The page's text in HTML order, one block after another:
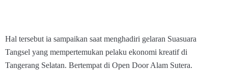
Hal tersebut ia sampaikan saat menghadiri gelaran Suasuara
Tangsel yang mempertemukan pelaku ekonomi kreatif di
Tangerang Selatan. Bertempat di Open Door Alam Sutera.